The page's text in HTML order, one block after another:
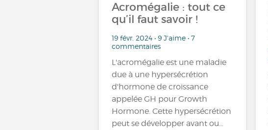
Acromégalie : tout ce
qu’il faut savoir !
19 févr. 2024 • 9 J'aime • 7
commentaires
L'acromégalie est une maladie
due à une hypersécrétion
d'hormone de croissance
appelée GH pour Growth
Hormone. Cette hypersécrétion
peut se développer avant ou…